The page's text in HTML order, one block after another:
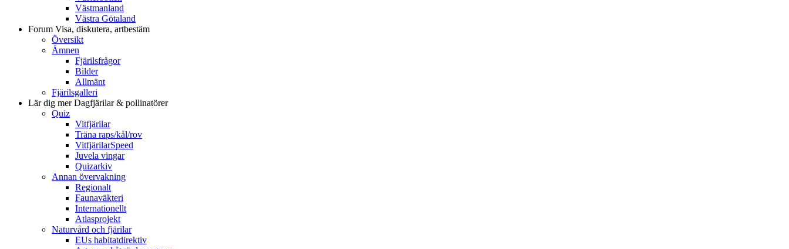
Västmanland
Västra Götaland
Forum Visa, diskutera, artbestäm
Översikt
Ämnen
Fjärilsfrågor
Bilder
Allmänt
Fjärilsgalleri
Lär dig merDagfjärilar & pollinatörer
Quiz
Vitfjärilar
Träna raps/kål/rov
VitfjärilarSpeed
Juvela vingar
Quizarkiv
Annan övervakning
Regionalt
Faunaväkteri
Internationellt
Atlasprojekt
Naturvård och fjärilar
EUs habitatdirektiv